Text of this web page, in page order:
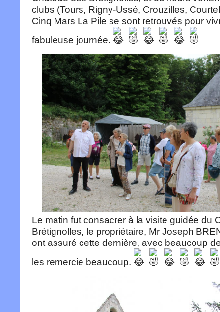
clubs (Tours, Rigny-Ussé, Crouzilles,
Cinq Mars La Pile se sont retrouvés pour
fabuleuse journée.
Le matin fut consacrer à la visite guidée du
Brétignolles, le propriétaire, Mr Joseph
ont assuré cette dernière, avec beaucoup
les remercie beaucoup.